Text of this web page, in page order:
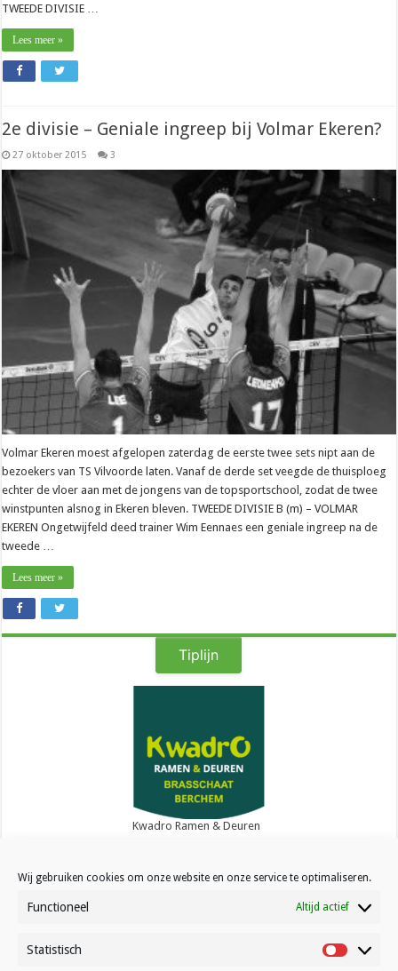
Wij gebruiken cookies om onze website en onze service te optimaliseren.
Functioneel Altijd actief
Statistisch Statistisch
TWEEDE DIVISIE …
Lees meer »
2e divisie – Geniale ingreep bij Volmar Ekeren?
27 oktober 2015 3
Volmar Ekeren moest afgelopen zaterdag de eerste twee sets nipt aan de
bezoekers van TS Vilvoorde laten. Vanaf de derde set veegde de thuisploeg
echter de vloer aan met de jongens van de topsportschool, zodat de twee
winstpunten alsnog in Ekeren bleven. TWEEDE DIVISIE B (m) – VOLMAR
EKEREN Ongetwijfeld deed trainer Wim Eennaes een geniale ingreep na de
tweede …
Lees meer »
Tiplijn
Kwadro Ramen & Deuren
Contact